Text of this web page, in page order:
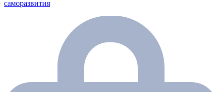
саморазвития